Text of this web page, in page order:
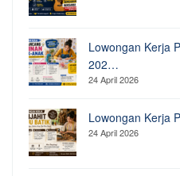
Lowongan Kerja
202…
24 April 2026
Lowongan Kerja
24 April 2026